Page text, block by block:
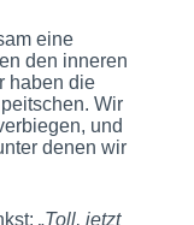
eine
den inneren
haben die
Wir
und
denen wir
„Toll, jetzt